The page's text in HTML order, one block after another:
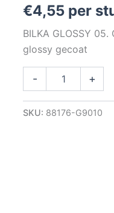
€4,55 per
BILKA GLOSSY
glossy gecoat
-
|
Tweezijdig
glossy
aantal
+
SKU: 88176-G9010